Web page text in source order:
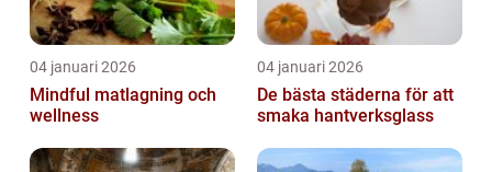
04 januari 2026
Mindful matlagning och
wellness
04 januari 2026
De bästa städerna för att
smaka hantverksglass